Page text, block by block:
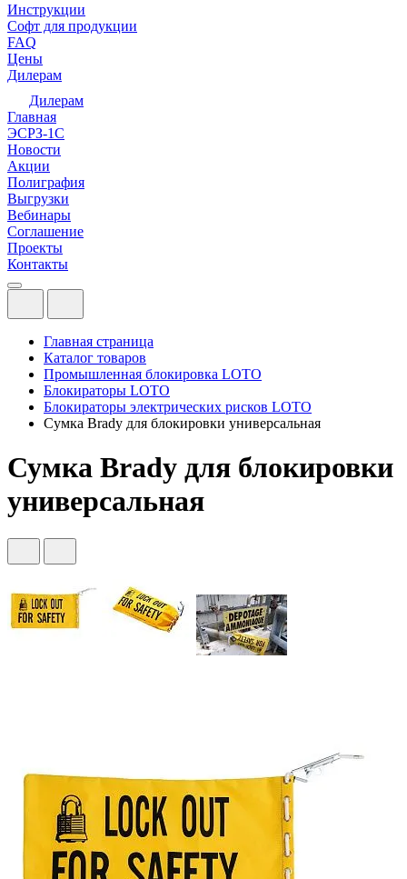
Инструкции
Софт для продукции
FAQ
Цены
Дилерам
Дилерам
Главная
ЭСРЗ-1С
Новости
Акции
Полиграфия
Выгрузки
Вебинары
Соглашение
Проекты
Контакты
Главная страница
Каталог товаров
Промышленная блокировка LOTO
Блокираторы LOTO
Блокираторы электрических рисков LOTO
Сумка Brady для блокировки универсальная
Сумка Brady для блокировки
универсальная